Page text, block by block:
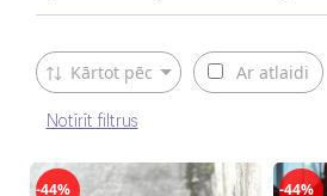
Kārtot pēc Ar atlaidi
Notīrīt filtrus
-44% -44%